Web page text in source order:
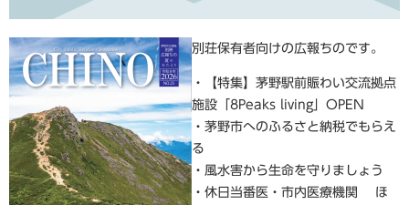
別荘保有者向けの広報ちのです。
・【特集】茅野駅前賑わい交流拠点
施設「8Peaks living」OPEN
・茅野市へのふるさと納税でもらえ
る
・風水害から生命を守りましょう
・休日当番医・市内医療機関 ほ